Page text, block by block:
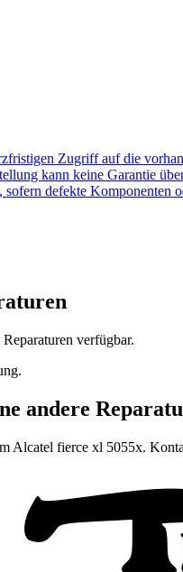
Zugriff auf die
kann keine Garantie
defekte Komponenten
verfügbar.
andere
Alcatel fierce xl 5055x.